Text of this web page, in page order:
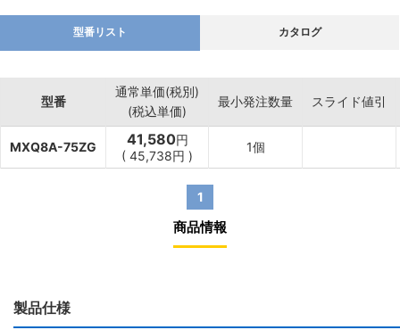
型番リスト カタログ
型番
通常単価(税別)
(税込単価)
最小発注数量 スライド値引
MXQ8A-75ZG 41,580円
( 45,738円 )
1個
1
商品情報
製品仕様